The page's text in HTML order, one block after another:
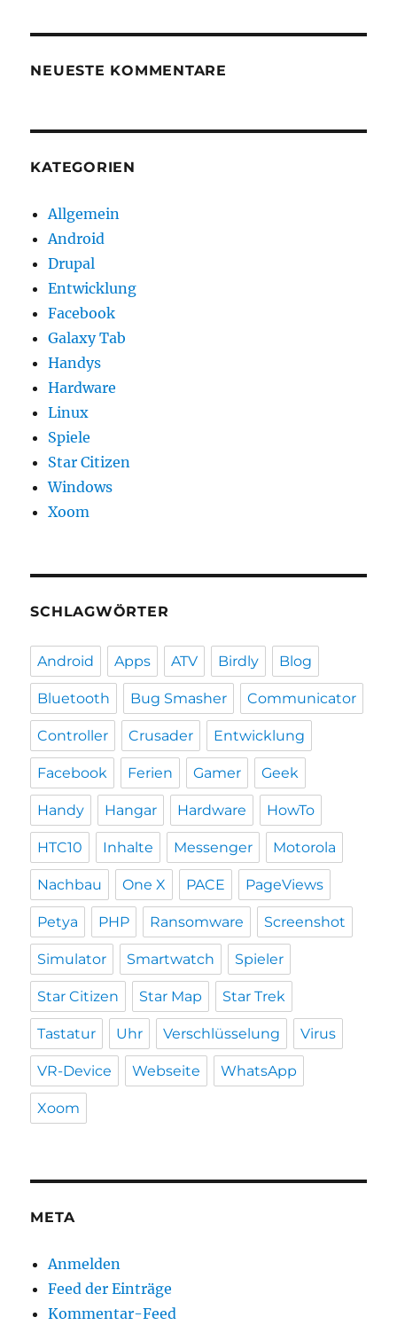
NEUESTE KOMMENTARE
KATEGORIEN
Allgemein
Android
Drupal
Entwicklung
Facebook
Galaxy Tab
Handys
Hardware
Linux
Spiele
Star Citizen
Windows
Xoom
SCHLAGWÖRTER
Android Apps ATV Birdly Blog
Bluetooth Bug Smasher Communicator
Controller Crusader Entwicklung
Facebook Ferien Gamer Geek
Handy Hangar Hardware HowTo
HTC10 Inhalte Messenger Motorola
Nachbau One X PACE PageViews
Petya PHP Ransomware Screenshot
Simulator Smartwatch Spieler
Star Citizen Star Map Star Trek
Tastatur Uhr Verschlüsselung Virus
VR-Device Webseite WhatsApp
Xoom
META
Anmelden
Feed der Einträge
Kommentar-Feed